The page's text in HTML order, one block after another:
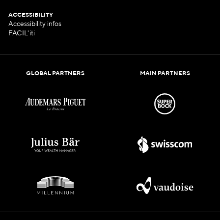
ACCESSIBILITY
Accessibility infos
FACIL'iti
GLOBAL PARTNERS MAIN PARTNERS